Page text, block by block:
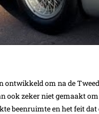
ontwikkeld om na de
ook zeker niet gemaakt
beenruimte en het feit